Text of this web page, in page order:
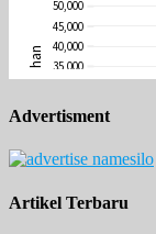
Advertisment
Artikel Terbaru